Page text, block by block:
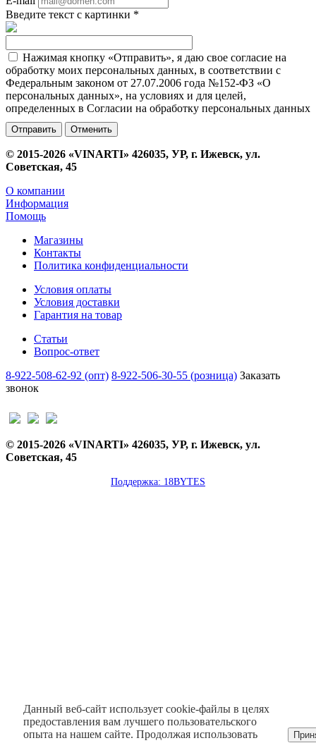
Введите текст с картинки *
Нажимая кнопку «Отправить», я даю свое согласие на
обработку моих персональных данных, в соответствии с
Федеральным законом от 27.07.2006 года №152-ФЗ «О
персональных данных», на условиях и для целей,
определенных в Согласии на обработку персональных данных
Отменить
© 2015-2026 «VINARTI» 426035, УР, г. Ижевск, ул.
Советская, 45
О компании
Информация
Помощь
Магазины
Контакты
Политика конфиденциальности
Условия оплаты
Условия доставки
Гарантия на товар
Статьи
Вопрос-ответ
8-922-508-62-92 (опт) 8-922-506-30-55 (розница) Заказать
звонок
© 2015-2026 «VINARTI» 426035, УР, г. Ижевск, ул.
Советская, 45
Поддержка: 18BYTES
Данный веб-сайт использует cookie-файлы в целях
предоставления вам лучшего пользовательского
опыта на нашем сайте. Продолжая использовать